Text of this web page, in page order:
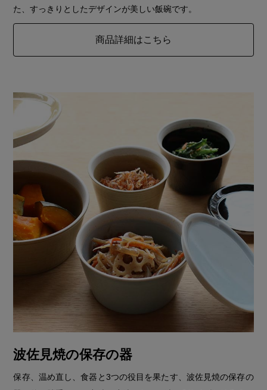
た、すっきりとしたデザインが美しい飯碗です。
商品詳細はこちら
波佐見焼の保存の器
保存、温め直し、食器と3つの役目を果たす、波佐見焼の保存の